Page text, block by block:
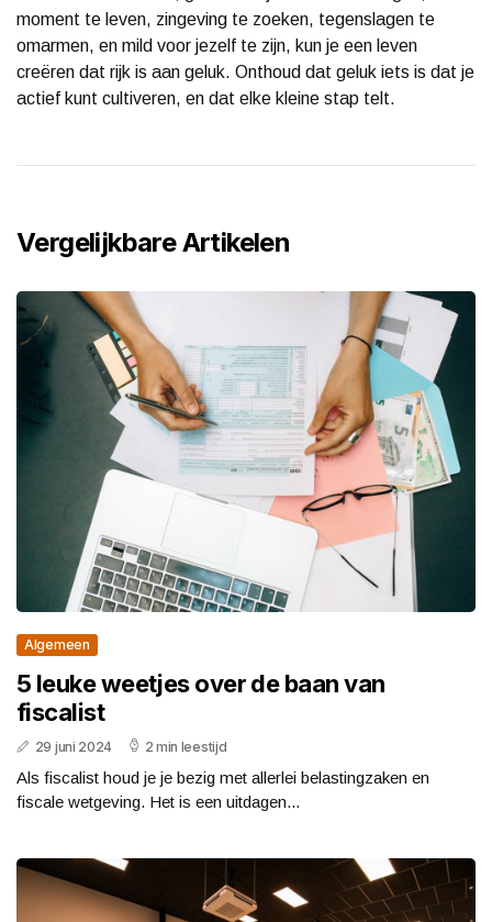
moment te leven, zingeving te zoeken, tegenslagen te
omarmen, en mild voor jezelf te zijn, kun je een leven
creëren dat rijk is aan geluk. Onthoud dat geluk iets is dat je
actief kunt cultiveren, en dat elke kleine stap telt.
Vergelijkbare Artikelen
Algemeen
5 leuke weetjes over de baan van
fiscalist
29 juni 2024 2 min leestijd
Als fiscalist houd je je bezig met allerlei belastingzaken en
fiscale wetgeving. Het is een uitdagen...